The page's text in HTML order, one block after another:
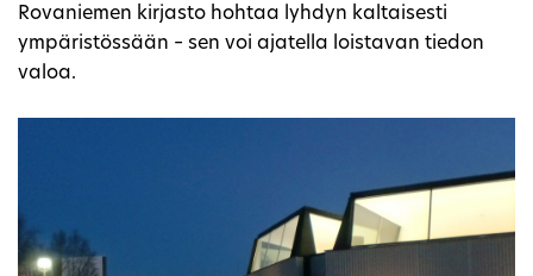
Rovaniemen kirjasto hohtaa lyhdyn kaltaisesti
ympäristössään – sen voi ajatella loistavan tiedon
valoa.